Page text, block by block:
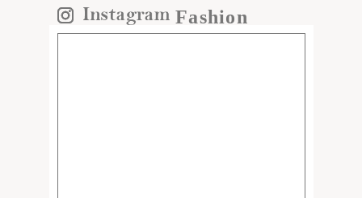
Fashion